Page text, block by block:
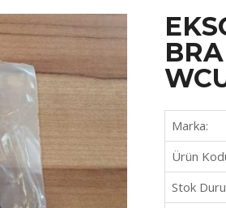
Marka:
Ürün
Stok